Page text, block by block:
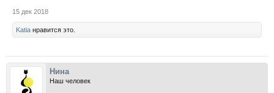
15 дек 2018
Katia нравится это.
Нина
Наш человек